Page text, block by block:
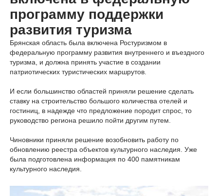
программу поддержки
развития туризма
Брянская область была включена Ростуризмом в
федеральную программу развития внутреннего и въездного
туризма, и должна принять участие в создании
патриотических туристических маршрутов.
И если большинство областей приняли решение сделать
ставку на строительство большого количества отелей и
гостиниц, в надежде что предложение породит спрос, то
руководство региона решило пойти другим путем.
Чиновники приняли решение возобновить работу по
обновлению реестра объектов культурного наследия. Уже
была подготовлена информация по 400 памятникам
культурного наследия.